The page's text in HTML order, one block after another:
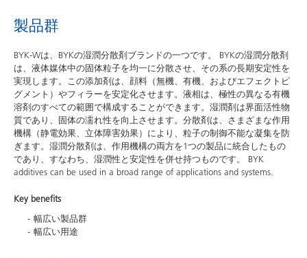
製品群
BYK-Wは、BYKの湿潤分散剤ブランドの一つです。 BYKの湿潤分散剤
は、液体媒体中の固体粒子を均一に分散させ、その系の長期安定性を
実現します。この添加剤は、顔料（無機、有機、およびエフェクトピ
グメント）やフィラーを安定化させます。液相は、極性の異なる有機
溶剤のすべての範囲で構成することができます。湿潤剤は界面活性物
質であり、固体の濡れ性を向上させます。分散剤は、さまざまな作用
機構（静電効果、立体障害効果）により、粒子の制御不能な凝集を防
ぎます。湿潤分散剤は、作用機構の両方を1つの製品に統合したもの
であり、すなわち、湿潤性と安定性を併せ持つものです。 BYK
additives can be used in a broad range of applications and systems.
Key benefits
幅広い製品群
幅広い用途